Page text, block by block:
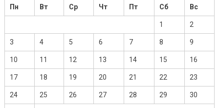
Пн
Вт Ср Чт Пт Сб Вс
1 2
3 4 5 6 7 8 9
10 11 12 13 14 15 16
17 18 19 20 21 22 23
24 25 26 27 28 29 30